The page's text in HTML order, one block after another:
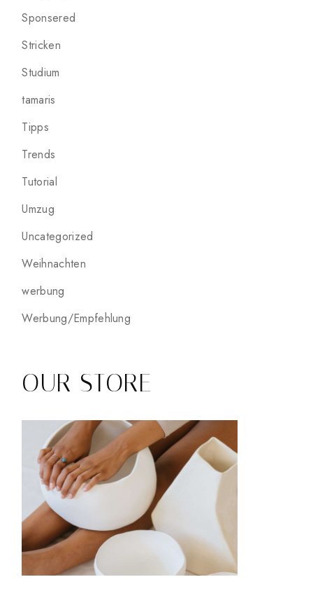
Sponsered
Stricken
Studium
tamaris
Tipps
Trends
Tutorial
Umzug
Uncategorized
Weihnachten
werbung
Werbung/Empfehlung
OUR STORE